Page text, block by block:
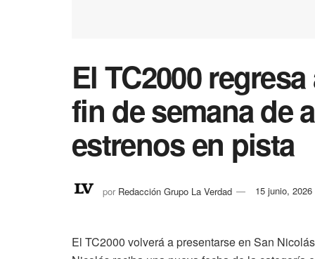
El TC2000
fin de semana de
estrenos en pista
por Redacción Grupo La Verdad 15 junio, 2026
El TC2000 volverá a presentarse en San